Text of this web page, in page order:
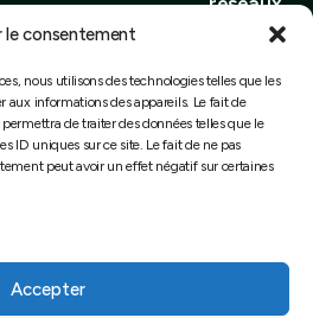
le consentement
nous utilisons des technologies telles que les
aux informations des appareils. Le fait de
de traiter des données telles que le
ID uniques sur ce site. Le fait de ne pas
peut avoir un effet négatif sur certaines
Accepter
contact@bambougers.fr
gers.fr
Téléphon
e : 05 62
Accueil
Soin des
arbres
Spécialiste